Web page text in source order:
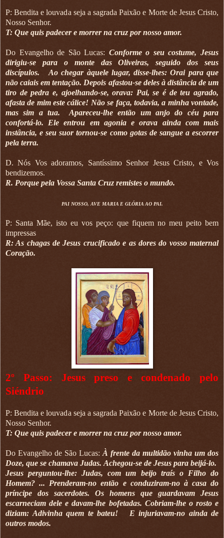
P: Bendita e louvada seja a sagrada Paixão e Morte de Jesus Cristo,
Nosso Senhor.
T: Que quis padecer e morrer na cruz por nosso amor.
Do Evangelho de São Lucas: Conforme o seu costume, Jesus
dirigiu-se para o monte das Oliveiras, seguido dos seus
discípulos.
Ao chegar àquele lugar, disse-lhes: Orai para que
não caiais em tentação. Depois afastou-se deles à distância de um
tiro de pedra e, ajoelhando-se, orava: Pai, se é de teu agrado,
afasta de mim este cálice! Não se faça, todavia, a minha vontade,
mas sim a tua.
Apareceu-lhe então um anjo do céu para
confortá-lo. Ele entrou em agonia e orava ainda com mais
instância, e seu suor tornou-se como gotas de sangue a escorrer
pela terra.
D. Nós Vos adoramos, Santíssimo Senhor Jesus Cristo, e Vos
bendizemos.
R. Porque pela Vossa Santa Cruz remistes o mundo.
PAI NOSSO, AVE MARIA E GLÓRIA AO PAI.
P: Santa Mãe, isto eu vos peço: que fiquem no meu peito bem
impressas
R: As chagas de Jesus crucificado e as dores do vosso maternal
Coração.
2º Passo: Jesus preso e condenado pelo
Siéndrio
P: Bendita e louvada seja a sagrada Paixão e Morte de Jesus Cristo,
Nosso Senhor.
T: Que quis padecer e morrer na cruz por nosso amor.
Do Evangelho de São Lucas: À frente da multidão vinha um dos
Doze, que se chamava Judas. Achegou-se de Jesus para beijá-lo.
Jesus perguntou-lhe: Judas, com um beijo traís o Filho do
Homem? ... Prenderam-no então e conduziram-no à casa do
príncipe dos sacerdotes. Os homens que guardavam Jesus
escarneciam dele e davam-lhe bofetadas. Cobriam-lhe o rosto e
diziam: Adivinha quem te bateu!
E injuriavam-no ainda de
outros modos.